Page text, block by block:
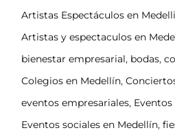
Artistas Espectáculos en
Artistas y espectaculos en
bienestar empresarial, bodas,
Colegios en Medellín,
eventos empresariales,
Eventos sociales en Medellín,